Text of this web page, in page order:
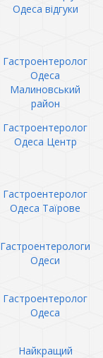
Одеса відгуки
Гастроентеролог
Одеса
Малиновський
район
Гастроентеролог
Одеса Центр
Гастроентеролог
Одеса Таїрове
Гастроентерологи
Одеси
Гастроентеролог
Одеса
Найкращий